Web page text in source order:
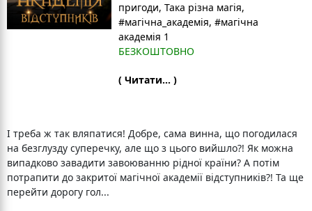
пригоди, Така різна магія,
#магічна_академія, #магічна
академія 1
БЕЗКОШТОВНО
( Читати... )
І треба ж так вляпатися! Добре, сама винна, що погодилася
на безглузду суперечку, але що з цього вийшло?! Як можна
випадково завадити завоюванню рідної країни? А потім
потрапити до закритої магічної академії відступників?! Та ще
перейти дорогу гол...